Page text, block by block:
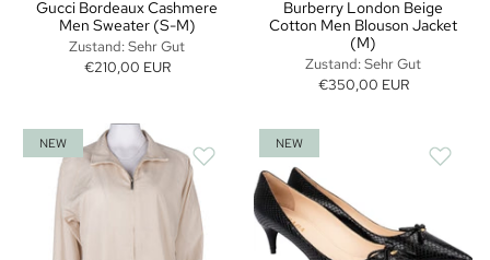
Gucci Bordeaux Cashmere
Men Sweater (S-M)
Zustand: Sehr Gut
€210,00 EUR
Burberry London Beige
Cotton Men Blouson Jacket
(M)
Zustand: Sehr Gut
€350,00 EUR
NEW NEW